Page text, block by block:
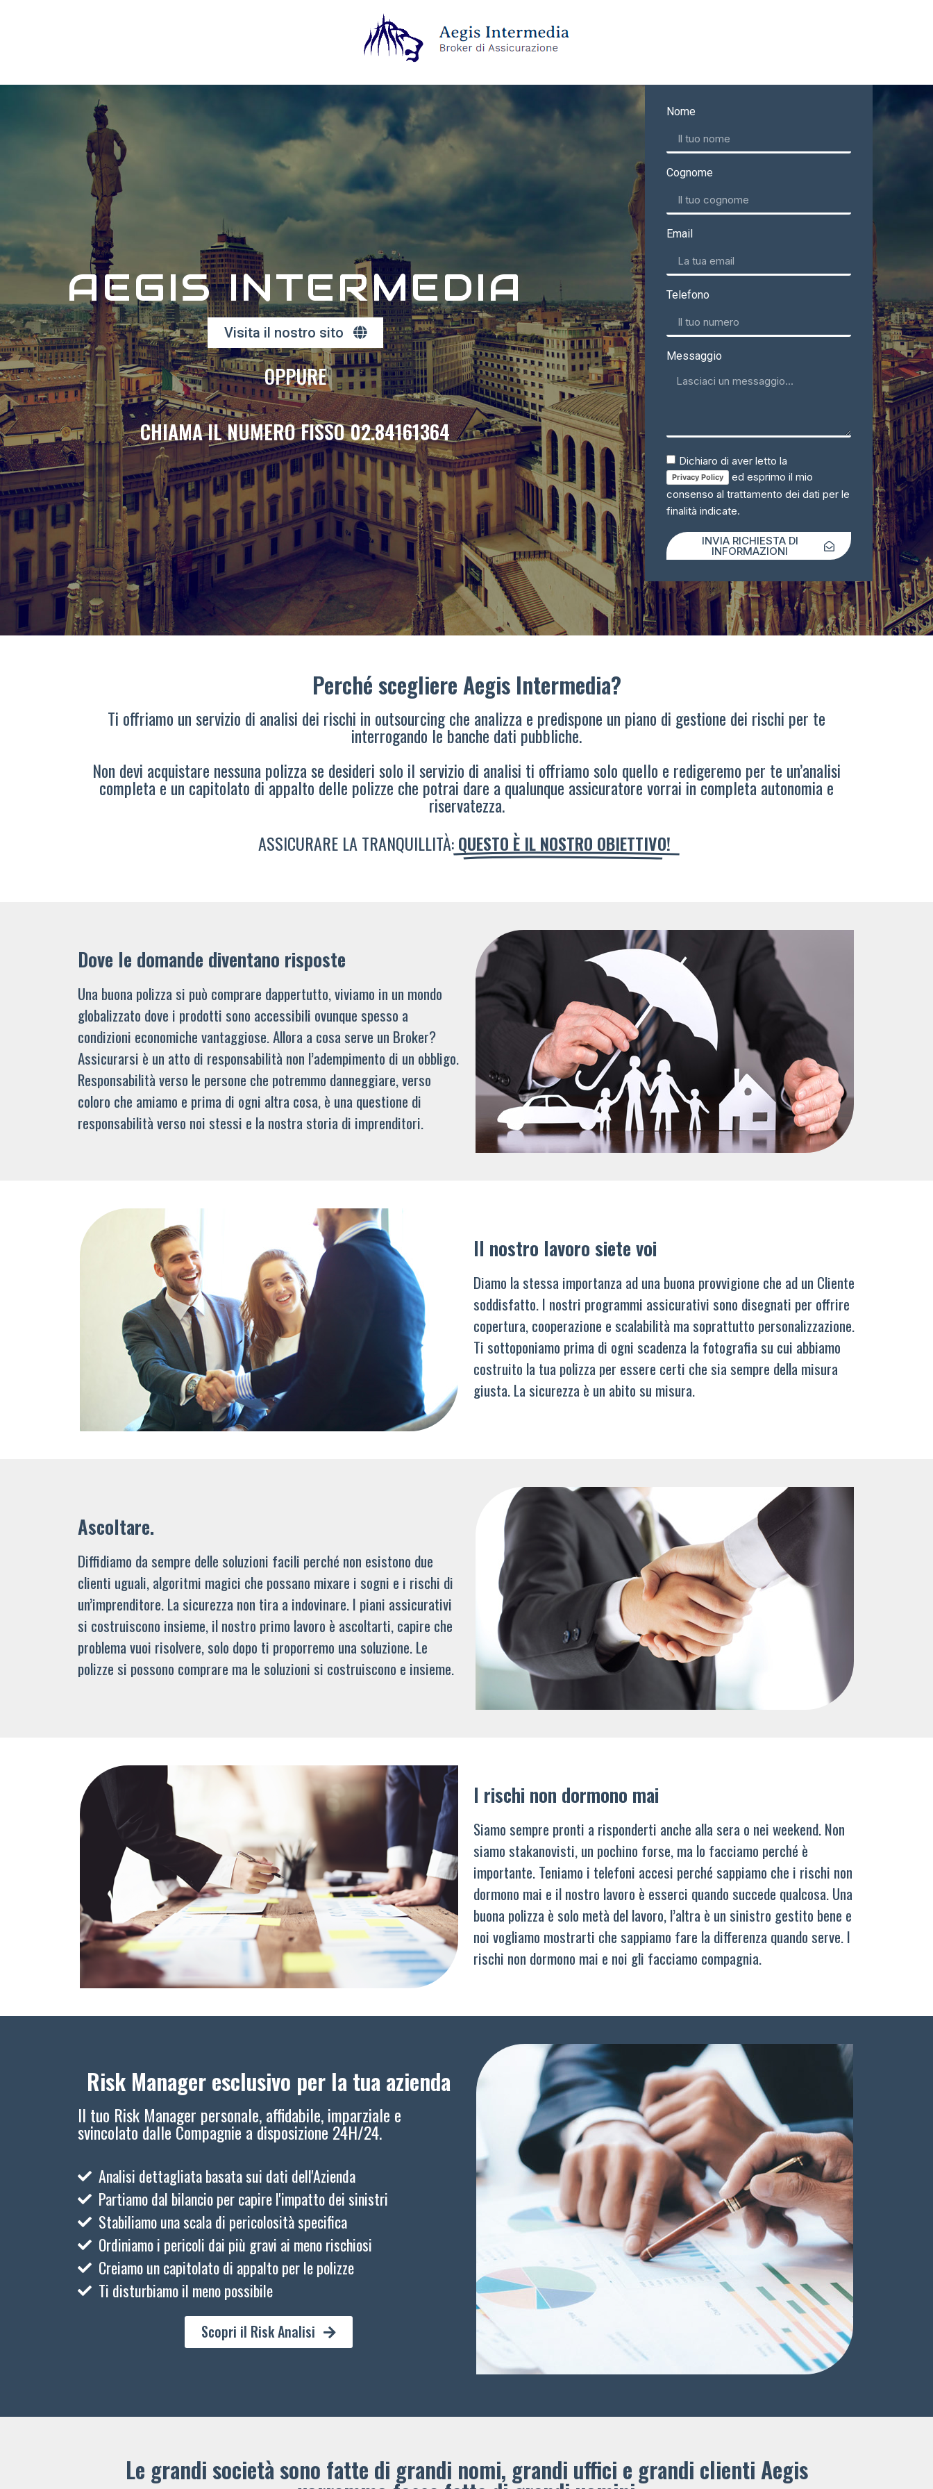
AEGIS INTERMEDIA
Visita il nostro sito
OPPURE
CHIAMA IL NUMERO FISSO 02.84161364
Nome
Cognome
Email
Telefono
Messaggio
Dichiaro di aver letto la
Privacy Policy
ed esprimo il mio
consenso al trattamento dei dati per le
finalità indicate.
INVIA RICHIESTA DI
INFORMAZIONI
Perché scegliere Aegis Intermedia?
Ti offriamo un servizio di analisi dei rischi in outsourcing che analizza e predispone un piano di gestione dei rischi per te
interrogando le banche dati pubbliche.
Non devi acquistare nessuna polizza se desideri solo il servizio di analisi ti offriamo solo quello e redigeremo per te un’analisi
completa e un capitolato di appalto delle polizze che potrai dare a qualunque assicuratore vorrai in completa autonomia e
riservatezza.
ASSICURARE LA TRANQUILLITÀ:QUESTO È IL NOSTRO OBIETTIVO!
Dove le domande diventano risposte
Una buona polizza si può comprare dappertutto, viviamo in un mondo
globalizzato dove i prodotti sono accessibili ovunque spesso a
condizioni economiche vantaggiose. Allora a cosa serve un Broker?
Assicurarsi è un atto di responsabilità non l’adempimento di un obbligo.
Responsabilità verso le persone che potremmo danneggiare, verso
coloro che amiamo e prima di ogni altra cosa, è una questione di
responsabilità verso noi stessi e la nostra storia di imprenditori.
Il nostro lavoro siete voi
Diamo la stessa importanza ad una buona provvigione che ad un Cliente
soddisfatto. I nostri programmi assicurativi sono disegnati per offrire
copertura, cooperazione e scalabilità ma soprattutto personalizzazione.
Ti sottoponiamo prima di ogni scadenza la fotografia su cui abbiamo
costruito la tua polizza per essere certi che sia sempre della misura
giusta. La sicurezza è un abito su misura.
Ascoltare.
Diffidiamo da sempre delle soluzioni facili perché non esistono due
clienti uguali, algoritmi magici che possano mixare i sogni e i rischi di
un’imprenditore. La sicurezza non tira a indovinare. I piani assicurativi
si costruiscono insieme, il nostro primo lavoro è ascoltarti, capire che
problema vuoi risolvere, solo dopo ti proporremo una soluzione. Le
polizze si possono comprare ma le soluzioni si costruiscono e insieme.
I rischi non dormono mai
Siamo sempre pronti a risponderti anche alla sera o nei weekend. Non
siamo stakanovisti, un pochino forse, ma lo facciamo perché è
importante. Teniamo i telefoni accesi perché sappiamo che i rischi non
dormono mai e il nostro lavoro è esserci quando succede qualcosa. Una
buona polizza è solo metà del lavoro, l’altra è un sinistro gestito bene e
noi vogliamo mostrarti che sappiamo fare la differenza quando serve. I
rischi non dormono mai e noi gli facciamo compagnia.
Risk Manager esclusivo per la tua azienda
Il tuo Risk Manager personale, affidabile, imparziale e
svincolato dalle Compagnie a disposizione 24H/24.
Analisi dettagliata basata sui dati dell'Azienda
Partiamo dal bilancio per capire l'impatto dei sinistri
Stabiliamo una scala di pericolosità specifica
Ordiniamo i pericoli dai più gravi ai meno rischiosi
Creiamo un capitolato di appalto per le polizze
Ti disturbiamo il meno possibile
Scopri il Risk Analisi
Le grandi società sono fatte di grandi nomi, grandi uffici e grandi clienti ​Aegis